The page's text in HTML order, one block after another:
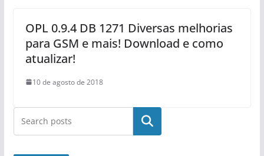
OPL 0.9.4 DB 1271 Diversas melhorias
para GSM e mais! Download e como
atualizar!
10 de agosto de 2018
Pesquisar